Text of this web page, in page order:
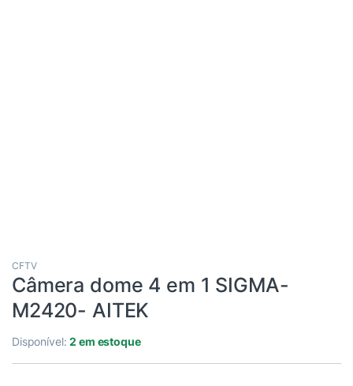
CFTV
Câmera dome 4 em 1 SIGMA-
M2420- AITEK
Disponível:2 em estoque